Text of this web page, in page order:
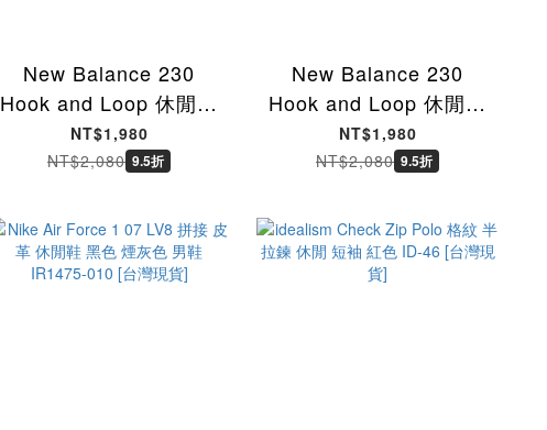
New Balance 230
Hook and Loop 休閒鞋
包頭涼鞋 銀白色 中大童
P23039Z [台灣現貨]
NT$1,980
NT$2,080 9.5折
New Balance 230
Hook and Loop 休閒鞋
包頭涼鞋 黑色 中大童
P2302J4 [台灣現貨]
NT$1,980
NT$2,080 9.5折